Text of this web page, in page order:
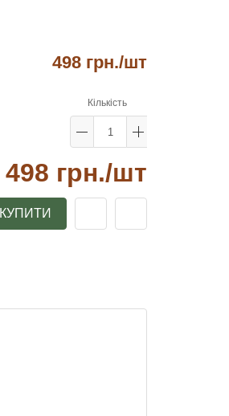
498 грн./шт
Кількість
498 грн./шт
КУПИТИ